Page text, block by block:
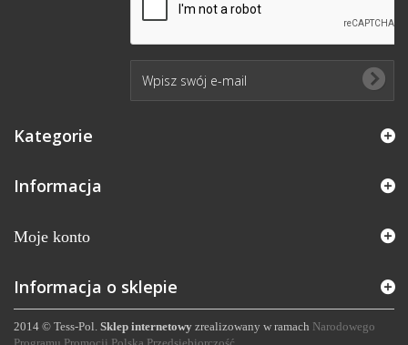
Kategorie
Informacja
Moje konto
Informacja o sklepie
2014 © Tess-Pol. Sklep internetowy zrealizowany w ramach Narodowego